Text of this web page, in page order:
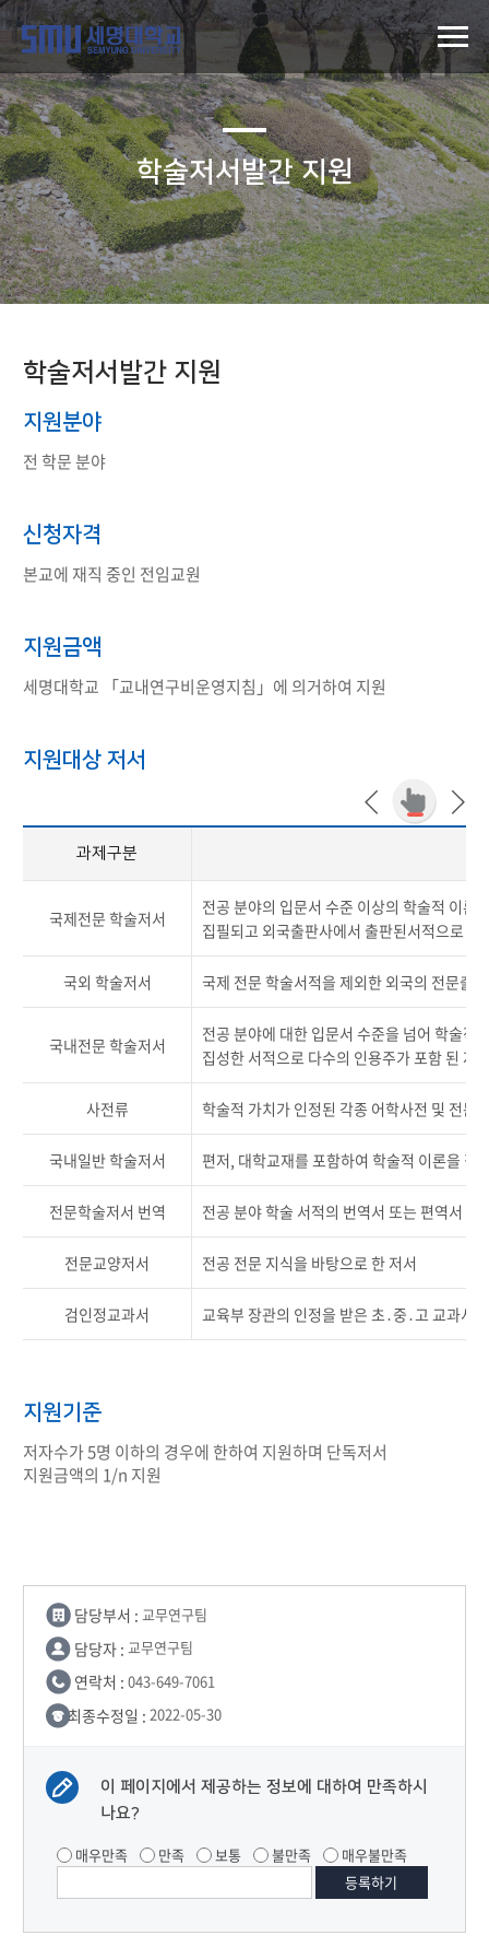
학술저서발간 지원
학술저서발간 지원
지원분야
전 학문 분야
신청자격
본교에 재직 중인 전임교원
지원금액
세명대학교 「교내연구비운영지침」에 의거하여 지원
지원대상 저서
과제구분
국제전문 학술저서
전공 분야의 입문서 수준 이상의 학술적 이
집필되고 외국출판사에서 출판된서적으로 다
국외 학술저서 국제 전문 학술서적을 제외한 외국의 전문출
국내전문 학술저서
전공 분야에 대한 입문서 수준을 넘어 학술적
집성한 서적으로 다수의 인용주가 포함 된 저
사전류 학술적 가치가 인정된 각종 어학사전 및 전문
국내일반 학술저서 편저, 대학교재를 포함하여 학술적 이론을 집
전문학술저서 번역 전공 분야 학술 서적의 번역서 또는 편역서
전문교양저서 전공 전문 지식을 바탕으로 한 저서
검인정교과서 교육부 장관의 인정을 받은 초․중․고 교과서
지원기준
저자수가 5명 이하의 경우에 한하여 지원하며 단독저서
지원금액의 1/n 지원
담당부서 : 교무연구팀
담당자 : 교무연구팀
연락처 : 043-649-7061
최종수정일 : 2022-05-30
이 페이지에서 제공하는 정보에 대하여 만족하시
나요?
매우만족 만족 보통 불만족 매우불만족